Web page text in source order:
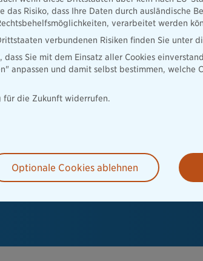
das Risiko, dass Ihre Daten durch ausländische
verarbeitet werden
verbundenen Risiken finden Sie unter
Sie mit dem Einsatz aller Cookies
anpassen und damit selbst bestimmen, welche
für die Zukunft widerrufen.
Optionale Cookies ablehnen